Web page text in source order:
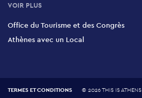
Vasilissis Olgas, 105 57
VOIR PLUS
Office du Tourisme et des Congrès
Athènes avec un Local
TERMES ET CONDITIONS © 2026 THIS IS ATHENS